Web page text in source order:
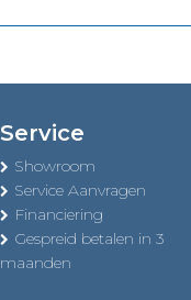
Service
Showroom
Service Aanvragen
Financiering
Gespreid betalen in 3
maanden